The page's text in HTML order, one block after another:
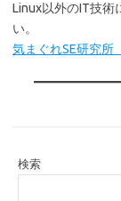
Linux以外のIT技術
い。
気まぐれSE研究所
検索